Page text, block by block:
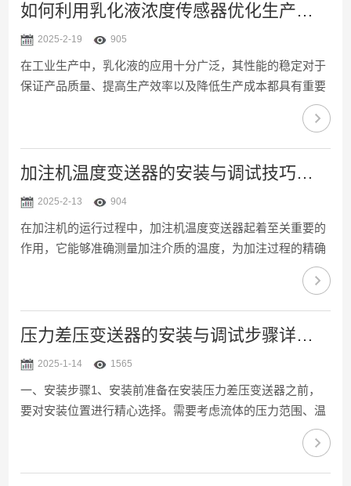
如何利用乳化液浓度传感器优化生产工艺
2025-2-19 905
在工业生产中，乳化液的应用十分广泛，其性能的稳定对于
保证产品质量、提高生产效率以及降低生产成本都具有重要
意义。乳化液浓度传感器作为监控乳化液浓度关键工具，能
够为优化生产工艺提供有力支持。1、安装位置的合理选择
是发挥乳化液浓度传感器作用的基础...
加注机温度变送器的安装与调试技巧说明
2025-2-13 904
在加注机的运行过程中，加注机温度变送器起着至关重要的
作用，它能够准确测量加注介质的温度，为加注过程的精确
控制提供关键数据。一、安装技巧（一）安装位置的选择安
装位置直接影响测量的准确性。应选择在加注介质流动稳定
且能代表实际温度的位置。同时，要...
压力差压变送器的安装与调试步骤详细介绍
2025-1-14 1565
一、安装步骤1、安装前准备在安装压力差压变送器之前，
要对安装位置进行精心选择。需要考虑流体的压力范围、温
度、介质性质等多种因素。仔细检查各个零部件和连接线路
是否完整，查看是否存在损坏或松动的情况。任何微小的部
件损坏都可能影响变送器的正常工作...